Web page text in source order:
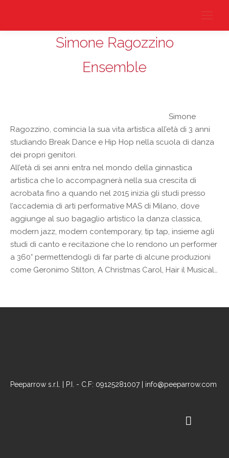
Simone Ragozzino
Ensemble
Simone
Ragozzino, comincia la sua vita artistica all’età di 3 anni
studiando Break Dance e Hip Hop nella scuola di danza
dei propri genitori.
All’età di sei anni entra nel mondo della ginnastica
artistica che lo accompagnerà nella sua crescita di
acrobata fino a quando nel 2015 inizia gli studi presso
l’accademia di arti performative MAS di Milano, dove
aggiunge al suo bagaglio artistico la danza classica,
modern jazz, modern contemporary, tip tap, insieme agli
studi di canto e recitazione che lo rendono un performer
a 360° permettendogli di far parte di alcune produzioni
come Geronimo Stilton, A Christmas Carol, Hair il Musical…
Peeparrow s.r.l. | P.I. - C.F: 09125281007 | info@peeparrow.com